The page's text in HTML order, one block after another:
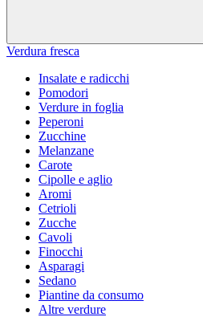
Verdura fresca
Insalate e radicchi
Pomodori
Verdure in foglia
Peperoni
Zucchine
Melanzane
Carote
Cipolle e aglio
Aromi
Cetrioli
Zucche
Cavoli
Finocchi
Asparagi
Sedano
Piantine da consumo
Altre verdure